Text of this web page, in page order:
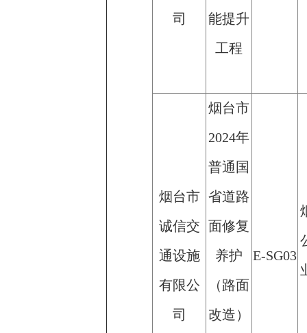
司
能提升
工程
烟台市
诚信交
通设施
有限公
司
烟台市
2024年
普通国
省道路
面修复
养护
（路面
改造）
E-SG03